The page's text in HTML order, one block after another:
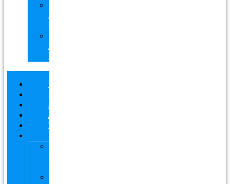
kerület
Masszázs
házhoz
Budapesten
Csapatunk
Masszázsaink
Ajándékutalvány
Áraink
Visszajelzések
Helyszín